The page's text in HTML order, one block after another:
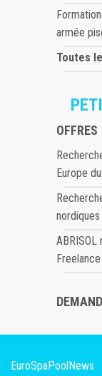
armée
Toutes
OFFRES
Europe
EuroSpaPoolNews